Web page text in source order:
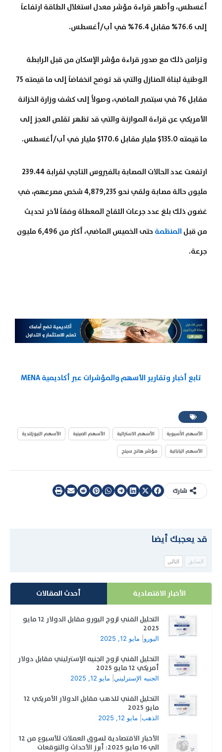
أغسطس، وأظهر قراءة مؤشر معدل استغلال الطاقة ارتفاعاً
إلى 76.6% مقابل 76.4% في آب/أغسطس.
وتزامن ذلك مع صدور قراءة مؤشر الإسكان من قبل الرابطة
الوطنية لبناة المنازل والتي قد توضح انخفاضاً إلى ما قيمته 75
مقابل 76 في سبتمبر الماضي، وصولاُ إلى كشف وزارة الخزانة
الأمريكي عن قراءة الموازنة والتي قد تظهر تقلص العجز إلى
ما قيمته 135.0$ مليار مقابل 170.6$ مليار في آب/أغسطس.
ارتفعت عدد الحالات المصابة بالفيروس التاجي لقرابة 239.44
مليون حالة مصابة ولقي نحو 4,879,235 شخص مصرعهم، في
غضون ذلك بلغ عدد جرعات اللقاح المعطاة وفقاً لأخر تحديث
من قبل المنظمة
حتى الخميس الماضي، أكثر من 6,496 مليون
جرعة.
تابع أخبار وتقارير الأسهم والمؤشرات عبر أكاديمية MENA
الأسهم الآسيوية الأسهم الاسترالية الأسهم الصينية الأسهم النيوزلندية
الأسهم اليابانية مؤشر هانج سينج
شارك
قد يعجبك أيضا
السابق التالي
الأخبار الاقتصادية أحدث المقالات
التحليل الفني لزوج اليورو مقابل الدولار 12 مايو
2025
اليورو مايو 12, 2025
التحليل الفني لزوج الجنيه الإسترليني مقابل دولار
أمريكي 12 مايو 2025
الجنيه الإسترليني مايو 12, 2025
التحليل الفني للذهب مقابل الدولار الأمريكي 12
مايو 2025
الذهب مايو 12, 2025
الأخبار الاقتصادية لسوق العملات للأسبوع من 12
الي 16 مايو 2025: أبرز الأحداث والتوقعات